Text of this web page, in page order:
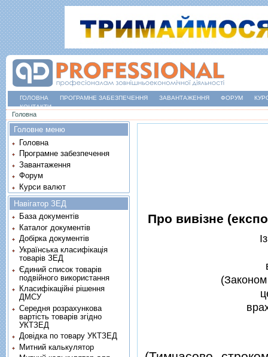
ГОЛОВНА ПРОГРАМНЕ ЗАБЕЗПЕЧЕННЯ ЗАВАНТАЖЕННЯ ФОРУМ
КОНТАКТИ
Ви є тут
Головна
Про вивiзне
Головне меню
Головна
Програмне забезпечення
Завантаження
Форум
Курси валют
Навігатор ЗЕД
База документів
Каталог документів
Добірка документів
Українська класифікація
товарів ЗЕД
Єдиний список товарів
подвійного використання
Класифікаційні рішення
ДМСУ
Середня розрахункова
вартість товарів згідно
УКТЗЕД
Довідка по товару УКТЗЕД
Митний калькулятор